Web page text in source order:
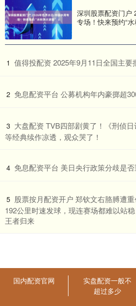
深圳股票配资门户
专场！快来预约“
1 值得投配资 2025年9月11日全国主
2 免息配资平台 ​公募机构年内豪掷超
3 大盘配资 TVB四部剧黄了！《刑侦日
等经典续作凉透，观众哭了！
4 免息配资平台 美日央行政策分歧是
5 股票按月配资开户 郑钦文右胳膊遭
192公里时速发球，现连赛场都难以站
王者归来
国内配资官网
实盘配资一般不
超过多少